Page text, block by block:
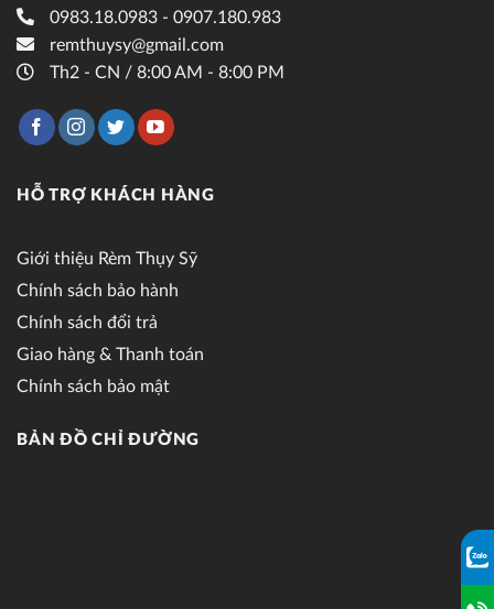
0983.18.0983 - 0907.180.983
remthuysy@gmail.com
Th2 - CN / 8:00 AM - 8:00 PM
HỖ TRỢ KHÁCH HÀNG
Giới thiệu Rèm Thụy Sỹ
Chính sách bảo hành
Chính sách đổi trả
Giao hàng & Thanh toán
Chính sách bảo mật
BẢN ĐỒ CHỈ ĐƯỜNG